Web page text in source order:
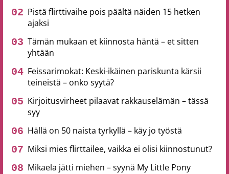
Pistä flirttivaihe pois päältä näiden 15 hetken
ajaksi
Tämän mukaan et kiinnosta häntä – et sitten
yhtään
Feissarimokat: Keski-ikäinen pariskunta kärsii
teineistä – onko syytä?
Kirjoitusvirheet pilaavat rakkauselämän – tässä
syy
Hällä on 50 naista tyrkyllä – käy jo työstä
Miksi mies flirttailee, vaikka ei olisi kiinnostunut?
Mikaela jätti miehen – syynä My Little Pony